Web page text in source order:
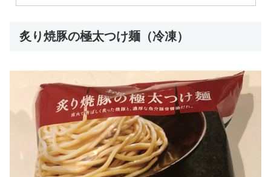
炙り焼豚の極太つけ麺（冷凍）